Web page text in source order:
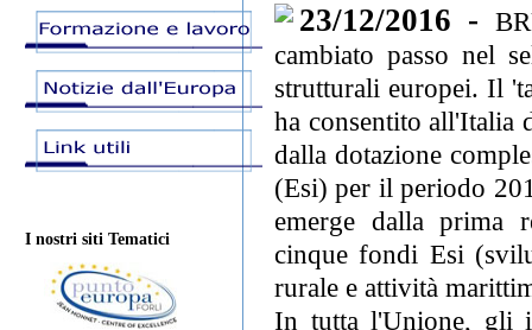
I nostri siti Tematici
23/12/2016 -
cambiato passo nel
strutturali europei. Il
ha consentito all'Italia
dalla dotazione
(Esi) per il periodo
emerge dalla prima
cinque fondi Esi
rurale e attività
In tutta l'Unione, gli